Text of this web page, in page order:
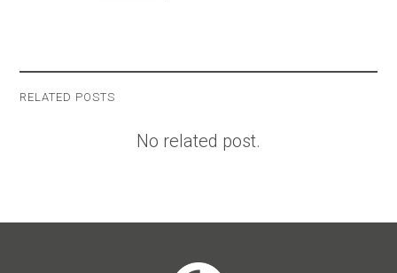
RELATED POSTS
No related post.